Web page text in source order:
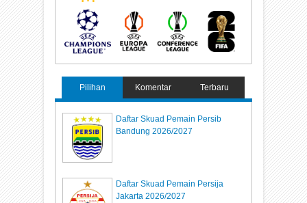
Pilihan Komentar Terbaru
Daftar Skuad Pemain Persib
Bandung 2026/2027
Daftar Skuad Pemain Persija
Jakarta 2026/2027